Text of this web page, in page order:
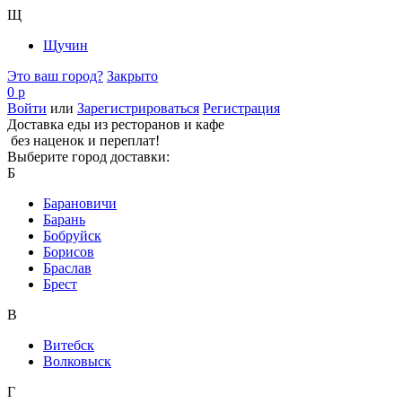
Щ
Щучин
Это ваш город? Закрыто
0 р
Войти или Зарегистрироваться Регистрация
Доставка еды из ресторанов и кафе
без наценок и переплат!
Выберите город доставки:
Б
Барановичи
Барань
Бобруйск
Борисов
Браслав
Брест
В
Витебск
Волковыск
Г